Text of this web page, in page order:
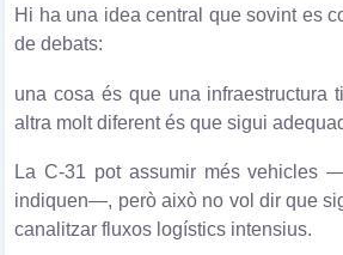
Hi ha una idea central que sovint es
de debats:
una cosa és que una infraestructura
altra molt diferent és que sigui
La C-31 pot assumir més vehicles
indiquen—, però això no vol dir que
canalitzar fluxos logístics intensius.